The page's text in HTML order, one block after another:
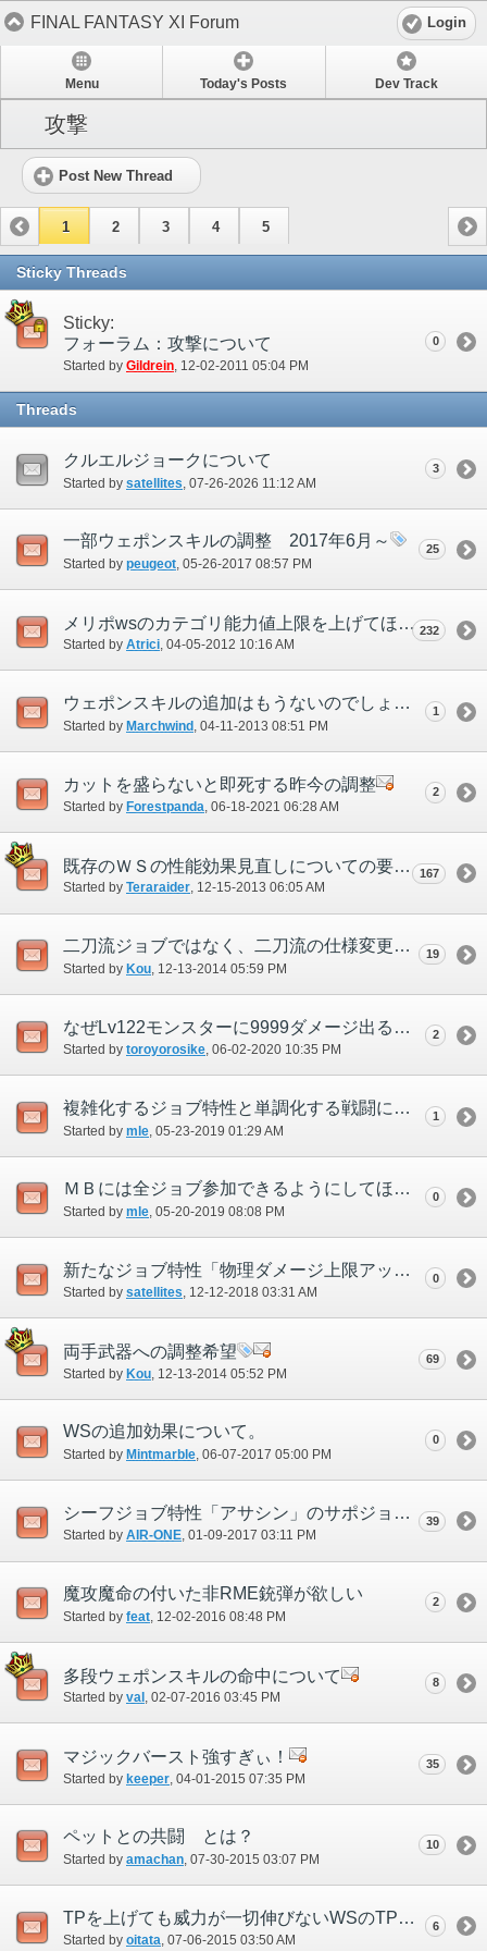
FINAL FANTASY XI Forum Login
Menu Today's Posts Dev Track
攻撃
Post New Thread
1 2 3 4 5
Sticky Threads
Sticky:
フォーラム：攻撃について
Started by Gildrein‎, 12-02-2011 05:04 PM
0
Threads
クルエルジョークについて
Started by satellites ‎, 07-26-2026 11:12 AM
3
一部ウェポンスキルの調整 2017年6月～
Started by peugeot‎, 05-26-2017 08:57 PM
25
メリポwsのカテゴリ能力値上限を上げてほしい
Started by Atrici‎, 04-05-2012 10:16 AM
232
ウェポンスキルの追加はもうないのでしょうか？
Started by Marchwind ‎, 04-11-2013 08:51 PM
1
カットを盛らないと即死する昨今の調整
Started by Forestpanda‎, 06-18-2021 06:28 AM
2
既存のＷＳの性能効果見直しについての要望
Started by Teraraider‎, 12-15-2013 06:05 AM
167
二刀流ジョブではなく、二刀流の仕様変更を要望するスレ
Started by Kou ‎, 12-13-2014 05:59 PM
19
なぜLv122モンスターに9999ダメージ出るの？
Started by toroyorosike‎, 06-02-2020 10:35 PM
2
複雑化するジョブ特性と単調化する戦闘について
Started by mle ‎, 05-23-2019 01:29 AM
1
ＭＢには全ジョブ参加できるようにしてほしい
Started by mle‎, 05-20-2019 08:08 PM
0
新たなジョブ特性「物理ダメージ上限アップ」について
Started by satellites‎, 12-12-2018 03:31 AM
0
両手武器への調整希望
Started by Kou ‎, 12-13-2014 05:52 PM
69
WSの追加効果について。
Started by Mintmarble‎, 06-07-2017 05:00 PM
0
シーフジョブ特性「アサシン」のサポジョブへの開放について
Started by AIR-ONE‎, 01-09-2017 03:11 PM
39
魔攻魔命の付いた非RME銃弾が欲しい
Started by feat ‎, 12-02-2016 08:48 PM
2
多段ウェポンスキルの命中について
Started by val ‎, 02-07-2016 03:45 PM
8
マジックバースト強すぎぃ！
Started by keeper ‎, 04-01-2015 07:35 PM
35
ペットとの共闘 とは？
Started by amachan‎, 07-30-2015 03:07 PM
10
TPを上げても威力が一切伸びないWSのTP修正を変更してほしい。
Started by oitata‎, 07-06-2015 03:50 AM
6